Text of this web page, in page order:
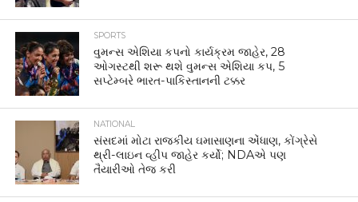
SPORTS
વુમન્સ એશિયા કપનો કાર્યક્રમ જાહેર, 28
ઓગસ્ટથી શરૂ થશે વુમન્સ એશિયા કપ, 5
સપ્ટેમ્બરે ભારત-પાકિસ્તાનની ટક્કર
NATIONAL
સંસદમાં મોટા રાજકીય ઘમાસાણના એંધાણ, કોંગ્રેસે
થ્રી-લાઇન વ્હીપ જાહેર કર્યો; NDAએ પણ
તૈયારીઓ તેજ કરી